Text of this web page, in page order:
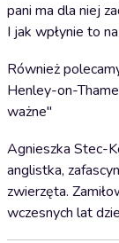
pani ma dla niej
I jak wpłynie to
Również
Henley-on-
ważne"
Agnieszka Stec-
anglistka,
zwierzęta.
wczesnych lat